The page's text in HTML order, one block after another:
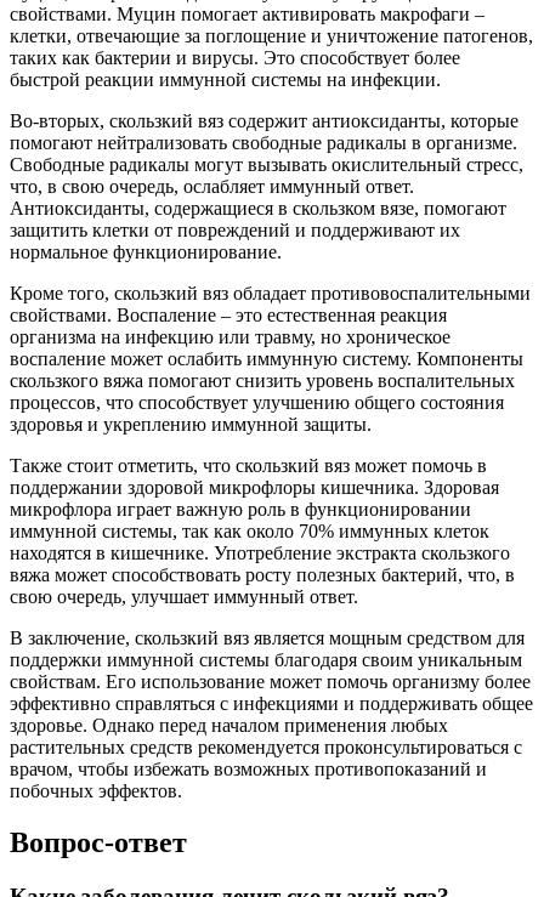
свойствами. Муцин помогает активировать макрофаги –
клетки, отвечающие за поглощение и уничтожение патогенов,
таких как бактерии и вирусы. Это способствует более
быстрой реакции иммунной системы на инфекции.
Во-вторых, скользкий вяз содержит антиоксиданты, которые
помогают нейтрализовать свободные радикалы в организме.
Свободные радикалы могут вызывать окислительный стресс,
что, в свою очередь, ослабляет иммунный ответ.
Антиоксиданты, содержащиеся в скользком вязе, помогают
защитить клетки от повреждений и поддерживают их
нормальное функционирование.
Кроме того, скользкий вяз обладает противовоспалительными
свойствами. Воспаление – это естественная реакция
организма на инфекцию или травму, но хроническое
воспаление может ослабить иммунную систему. Компоненты
скользкого вяжа помогают снизить уровень воспалительных
процессов, что способствует улучшению общего состояния
здоровья и укреплению иммунной защиты.
Также стоит отметить, что скользкий вяз может помочь в
поддержании здоровой микрофлоры кишечника. Здоровая
микрофлора играет важную роль в функционировании
иммунной системы, так как около 70% иммунных клеток
находятся в кишечнике. Употребление экстракта скользкого
вяжа может способствовать росту полезных бактерий, что, в
свою очередь, улучшает иммунный ответ.
В заключение, скользкий вяз является мощным средством для
поддержки иммунной системы благодаря своим уникальным
свойствам. Его использование может помочь организму более
эффективно справляться с инфекциями и поддерживать общее
здоровье. Однако перед началом применения любых
растительных средств рекомендуется проконсультироваться с
врачом, чтобы избежать возможных противопоказаний и
побочных эффектов.
Вопрос-ответ